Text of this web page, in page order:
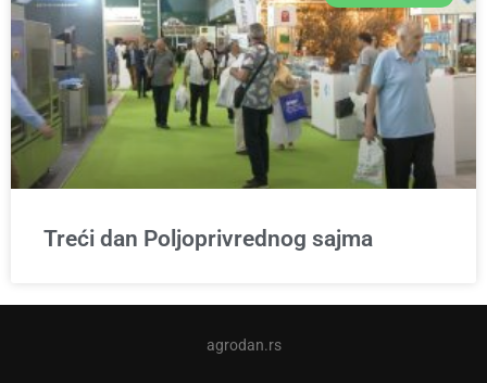
Treći dan Poljoprivrednog sajma
agrodan.rs